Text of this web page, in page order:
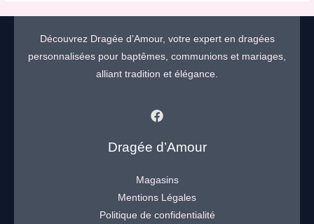
Découvrez Dragée d’Amour, votre expert en dragées
personnalisées pour baptêmes, communions et mariages,
alliant tradition et élégance.
Dragée d’Amour
Magasins
Mentions Légales
Politique de confidentialité